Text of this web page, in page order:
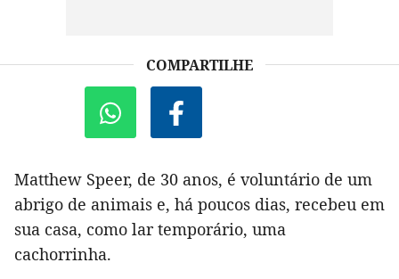
COMPARTILHE
Matthew Speer, de 30 anos, é voluntário de um
abrigo de animais e, há poucos dias, recebeu em
sua casa, como lar temporário, uma
cachorrinha.